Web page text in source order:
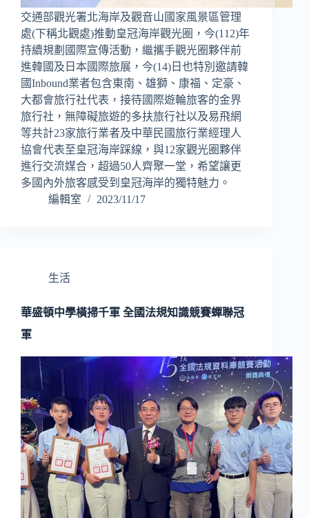
交通部觀光署北海岸及觀音山國家風景區管理
處(下稱北觀處)推動皇冠海岸觀光圈，今(112)年
持續規劃國際宣傳活動，繼攜手觀光圈夥伴前
進韓國及日本國際旅展，今(14)日也特別邀請韓
國Inbound業者包含東南、雄獅、康福、定豪、
大都會旅行社代表，接待國際遊輪旅客的金界
旅行社，無障礙旅遊的多扶旅行社以及易飛網
等共計23家旅行業者及中華民國旅行業經理人
協會代表至皇冠海岸踩線，與12家觀光圈夥伴
進行交流媒合，超過50人齊聚一堂，希望讓更
多國內外旅客感受到皇冠海岸的獨特魅力。
編輯室
2023/11/17
生活
華盛頓中學橫掃千軍 全國法規知識競賽蟬聯冠
軍